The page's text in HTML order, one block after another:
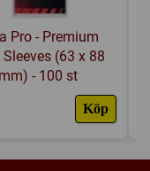
Pro - Premium
Sleeves (63 x 88
mm) - 100 st
Köp